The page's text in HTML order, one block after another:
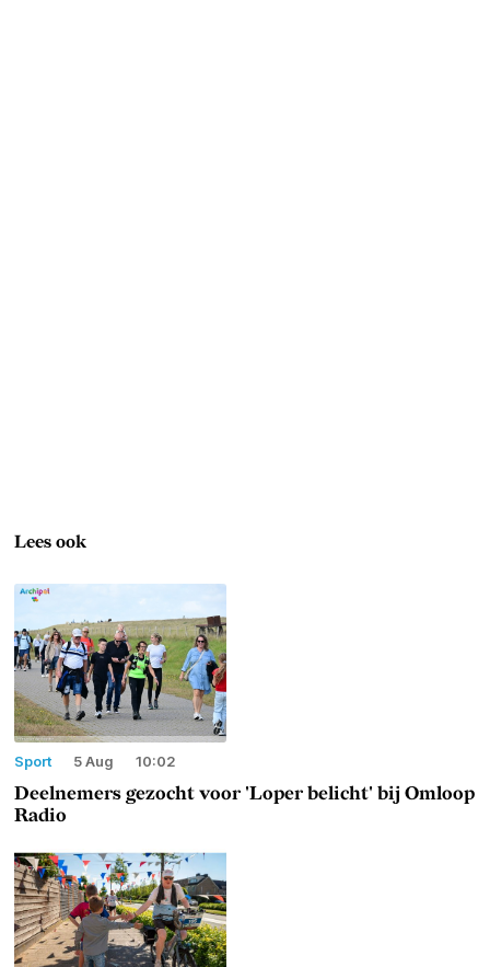
Lees ook
Sport 5 Aug 10:02
Deelnemers gezocht voor 'Loper belicht' bij Omloop
Radio